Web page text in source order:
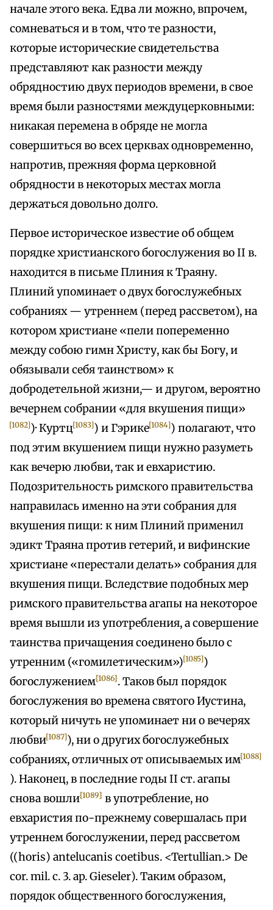
начале этого века. Едва ли можно, впрочем,
сомневаться и в том, что те разности,
которые исторические свидетельства
представляют как разности между
обрядностию двух периодов времени, в свое
время были разностями междуцерковными:
никакая перемена в обряде не могла
совершиться во всех церквах одновременно,
напротив, прежняя форма церковной
обрядности в некоторых местах могла
держаться довольно долго.
Первое историческое известие об общем
порядке христианского богослужения во II в.
находится в письме Плиния к Траяну.
Плиний упоминает о двух богослужебных
собраниях — утреннем (перед рассветом), на
котором христиане «пели попеременно
между собою гимн Христу, как бы Богу, и
обязывали себя таинством» к
добродетельной жизни,— и другом, вероятно
вечернем собрании «для вкушения пищи»
[1082])· Куртц[1083]) и Гэрике[1084]) полагают, что
под этим вкушением пищи нужно разуметь
как вечерю любви, так и евхаристию.
Подозрительность римского правительства
направилась именно на эти собрания для
вкушения пищи: к ним Плиний применил
эдикт Траяна против гетерий, и вифинские
христиане «перестали делать» собрания для
вкушения пищи. Вследствие подобных мер
римского правительства агапы на некоторое
время вышли из употребления, а совершение
таинства причащения соединено было с
утренним («гомилетическим»)[1085])
богослужением{1086}. Таков был порядок
богослужения во времена святого Иустина,
который ничуть не упоминает ни о вечерях
любви[1087]), ни о других богослужебных
собраниях, отличных от описываемых им[1088]
). Наконец, в последние годы II ст. агапы
снова вошли{1089} в употребление, но
евхаристия по-прежнему совершалась при
утреннем богослужении, перед рассветом
((horis) antelucanis coetibus. <Tertullian.> De
cor. mil. c. 3. ap. Gieseler). Таким образом,
порядок общественного богослужения,